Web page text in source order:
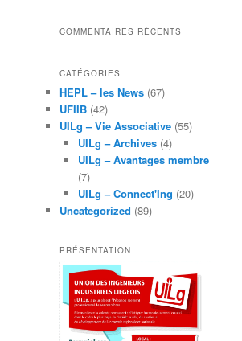
COMMENTAIRES RÉCENTS
CATÉGORIES
HEPL – les News (67)
UFIIB (42)
UILg – Vie Associative (55)
UILg – Archives(4)
UILg – Avantages membre
(7)
UILg – Connect'Ing (20)
Uncategorized (89)
PRÉSENTATION